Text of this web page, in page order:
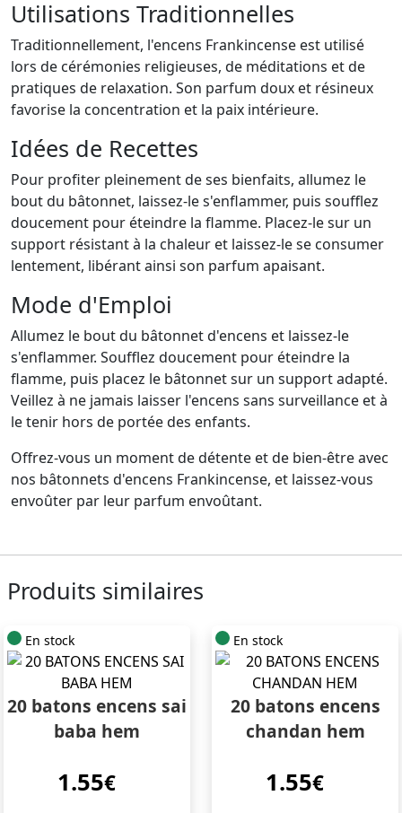
Utilisations Traditionnelles
Traditionnellement, l'encens Frankincense est utilisé
lors de cérémonies religieuses, de méditations et de
pratiques de relaxation. Son parfum doux et résineux
favorise la concentration et la paix intérieure.
Idées de Recettes
Pour profiter pleinement de ses bienfaits, allumez le
bout du bâtonnet, laissez-le s'enflammer, puis soufflez
doucement pour éteindre la flamme. Placez-le sur un
support résistant à la chaleur et laissez-le se consumer
lentement, libérant ainsi son parfum apaisant.
Mode d'Emploi
Allumez le bout du bâtonnet d'encens et laissez-le
s'enflammer. Soufflez doucement pour éteindre la
flamme, puis placez le bâtonnet sur un support adapté.
Veillez à ne jamais laisser l'encens sans surveillance et à
le tenir hors de portée des enfants.
Offrez-vous un moment de détente et de bien-être avec
nos bâtonnets d'encens Frankincense, et laissez-vous
envoûter par leur parfum envoûtant.
Produits similaires
En stock
20 batons encens sai
baba hem
1.55€
En stock
20 batons encens
chandan hem
1.55€